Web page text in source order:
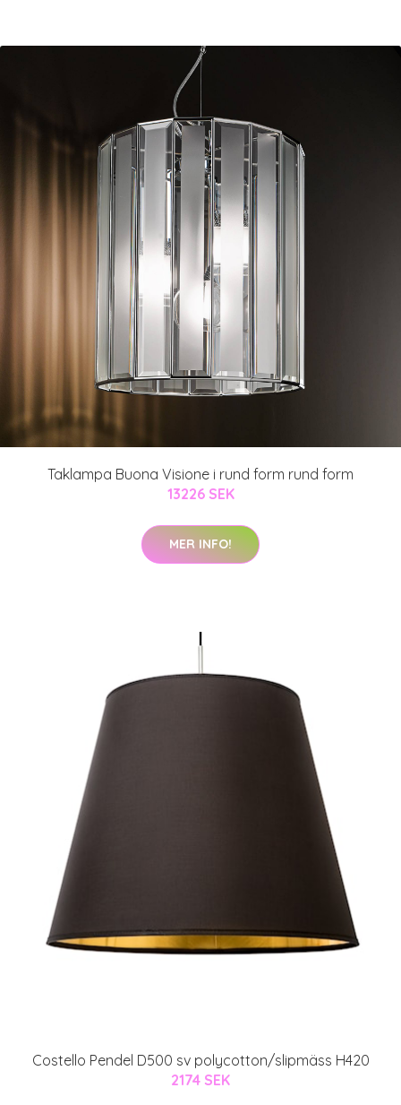
Taklampa Buona Visione i rund form rund form
13226 SEK
MER INFO!
Costello Pendel D500 sv polycotton/slipmäss H420
2174 SEK